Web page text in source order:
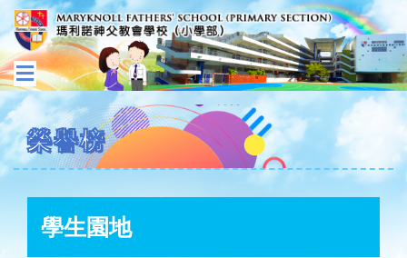
榮譽榜
學生園地